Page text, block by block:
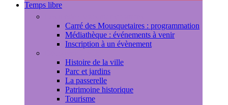
Temps libre
Carré des Mousquetaires : programmation
Médiathèque : événements à venir
Inscription à un évènement
Histoire de la ville
Parc et jardins
La passerelle
Patrimoine historique
Tourisme